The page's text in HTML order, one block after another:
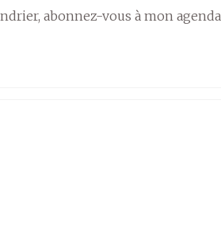
abonnez-vous à mon agenda